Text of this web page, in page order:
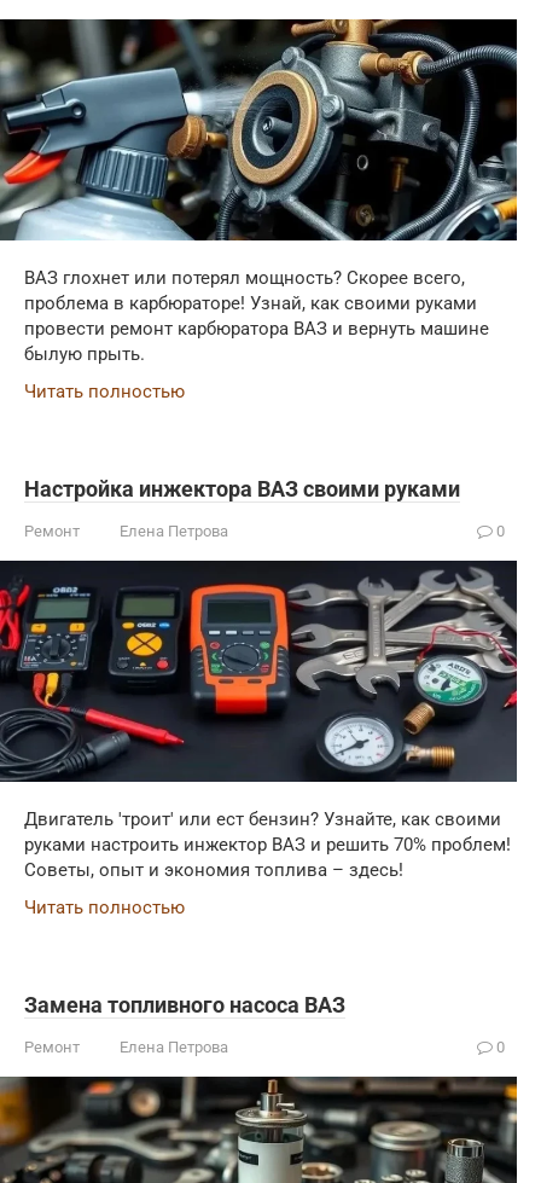
ВАЗ глохнет или потерял мощность? Скорее всего,
проблема в карбюраторе! Узнай, как своими руками
провести ремонт карбюратора ВАЗ и вернуть машине
былую прыть.
Читать полностью
Настройка инжектора ВАЗ своими руками
Ремонт Елена Петрова 0
Двигатель 'троит' или ест бензин? Узнайте, как своими
руками настроить инжектор ВАЗ и решить 70% проблем!
Советы, опыт и экономия топлива – здесь!
Читать полностью
Замена топливного насоса ВАЗ
Ремонт Елена Петрова 0